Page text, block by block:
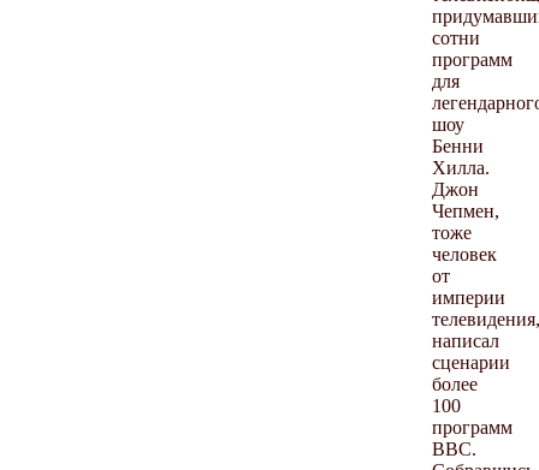
сотни
программ
для
шоу
Бенни
Хилла.
Джон
Чепмен,
тоже
человек
от
империи
телевидения,
написал
сценарии
более
100
программ
BBC.